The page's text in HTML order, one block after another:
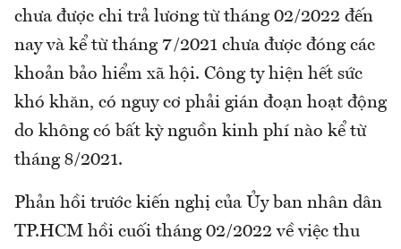
chưa được chi trả lương từ tháng 02/2022 đến
nay và kể từ tháng 7/2021 chưa được đóng các
khoản bảo hiểm xã hội. Công ty hiện hết sức
khó khăn, có nguy cơ phải gián đoạn hoạt động
do không có bất kỳ nguồn kinh phí nào kể từ
tháng 8/2021.
Phản hồi trước kiến nghị của Ủy ban nhân dân
TP.HCM hồi cuối tháng 02/2022 về việc thu